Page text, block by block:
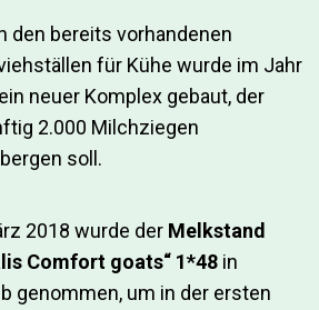
den bereits vorhandenen
für Kühe wurde im Jahr
neuer Komplex gebaut, der
2.000 Milchziegen
soll.
2018 wurde der Melkstand
Comfort goats“ 1*48 in
genommen, um in der ersten